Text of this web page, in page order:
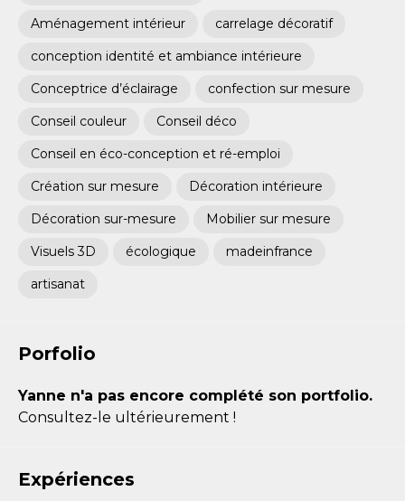
Aménagement intérieur
carrelage décoratif
conception identité et ambiance intérieure
Conceptrice d’éclairage
confection sur mesure
Conseil couleur
Conseil déco
Conseil en éco-conception et ré-emploi
Création sur mesure
Décoration intérieure
Décoration sur-mesure
Mobilier sur mesure
Visuels 3D
écologique
madeinfrance
artisanat
Porfolio
Yanne n'a pas encore complété son portfolio.
Consultez-le ultérieurement !
Expériences